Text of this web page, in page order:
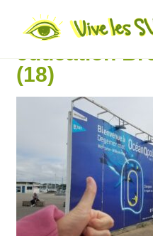
Université
éducation
(18)